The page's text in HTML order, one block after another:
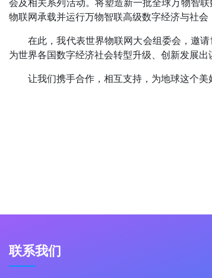
会及相关系列活动。将塑造新一批全球万物智
物联网承载并运行万物智联高级数字经济与社
在此，我代表世界物联网大会组委会，邀
为世界各国数字经济社会转型升级、创新发展
让我们携手合作，相互支持，为地球这个
联系我们